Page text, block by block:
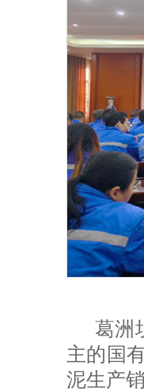
葛洲
主的国
泥生产